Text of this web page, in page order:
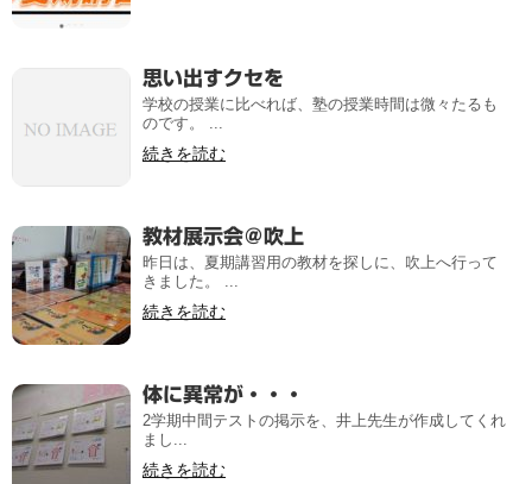
思い出すクセを
学校の授業に比べれば、塾の授業時間は微々たるも
のです。 ...
続きを読む
教材展示会＠吹上
昨日は、夏期講習用の教材を探しに、吹上へ行って
きました。 ...
続きを読む
体に異常が・・・
2学期中間テストの掲示を、井上先生が作成してくれ
まし...
続きを読む